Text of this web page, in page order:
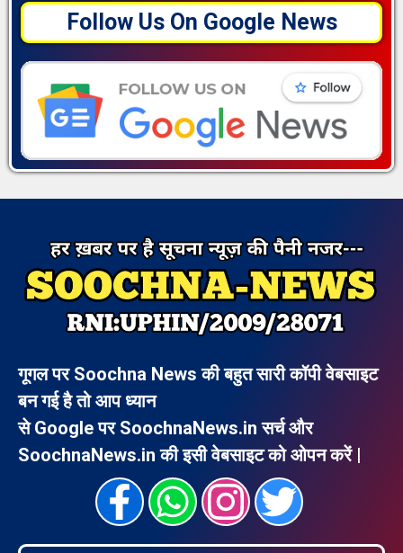
Follow Us On Google News
गूगल पर Soochna News की बहुत सारी कॉपी वेबसाइट
बन गई है तो आप ध्यान
से Google पर SoochnaNews.in सर्च और
SoochnaNews.in की इसी वेबसाइट को ओपन करें |